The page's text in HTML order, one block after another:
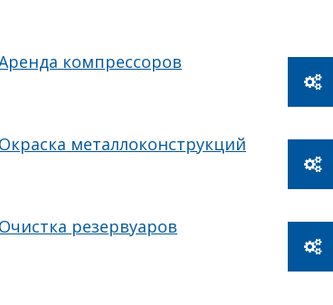
компрессоров
Окраска металлоконструкций
Очистка резервуаров